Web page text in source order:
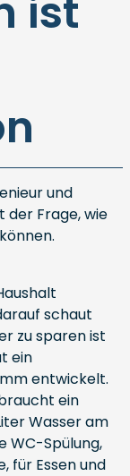
ist
und
Frage, wie
schaut
zu sparen ist
ein
entwickelt.
ein
Wasser am
WC-Spülung,
für Essen und